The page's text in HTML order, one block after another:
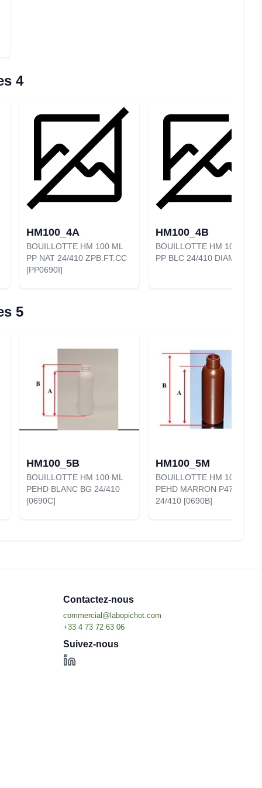
4
HM100_4A
BOUILLOTTE HM 100 ML
PP NAT 24/410 ZPB.FT.CC
[PP0690I]
HM100_4B
BOUILLOTTE HM 100 ML
PP BLC 24/410 DIAM 19
5
HM100_5B
BOUILLOTTE HM 100 ML
PEHD BLANC BG 24/410
[0690C]
HM100_5M
BOUILLOTTE HM 100 ML
PEHD MARRON P476C
24/410 [0690B]
Contactez-nous
Suivez-nous